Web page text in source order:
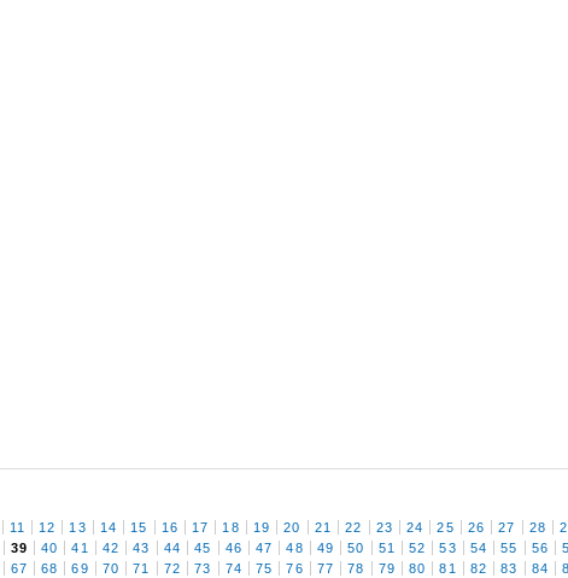
11 12 13 14 15 16 17 18 19 20 21 22 23 24 25 26 27 28
39 40 41 42 43 44 45 46 47 48 49 50 51 52 53 54 55 56
67 68 69 70 71 72 73 74 75 76 77 78 79 80 81 82 83 84